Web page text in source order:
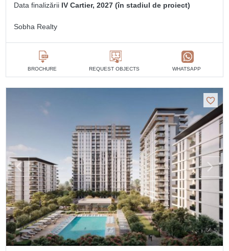
Data finalizării IV Cartier, 2027 (în stadiul de proiect)
Sobha Realty
BROCHURE REQUEST OBJECTS WHATSAPP